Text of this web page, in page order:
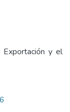
Exportación y el